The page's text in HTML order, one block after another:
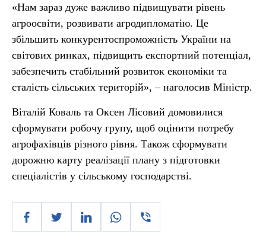
«Нам зараз дуже важливо підвищувати рівень
агроосвіти, розвивати агродипломатію. Це
збільшить конкурентоспроможність України на
світових ринках, підвищить експортний потенціал,
забезпечить стабільний розвиток економіки та
сталість сільських територій», – наголосив Міністр.
Віталій Коваль та Оксен Лісовий домовилися
сформувати робочу групу, щоб оцінити потребу
агрофахівців різного рівня. Також сформувати
дорожню карту реалізації плану з підготовки
спеціалістів у сільському господарстві.